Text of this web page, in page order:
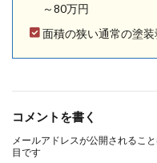
～80万円
面積の狭い通常の塗
コメントを書く
メールアドレスが公開されること
目です